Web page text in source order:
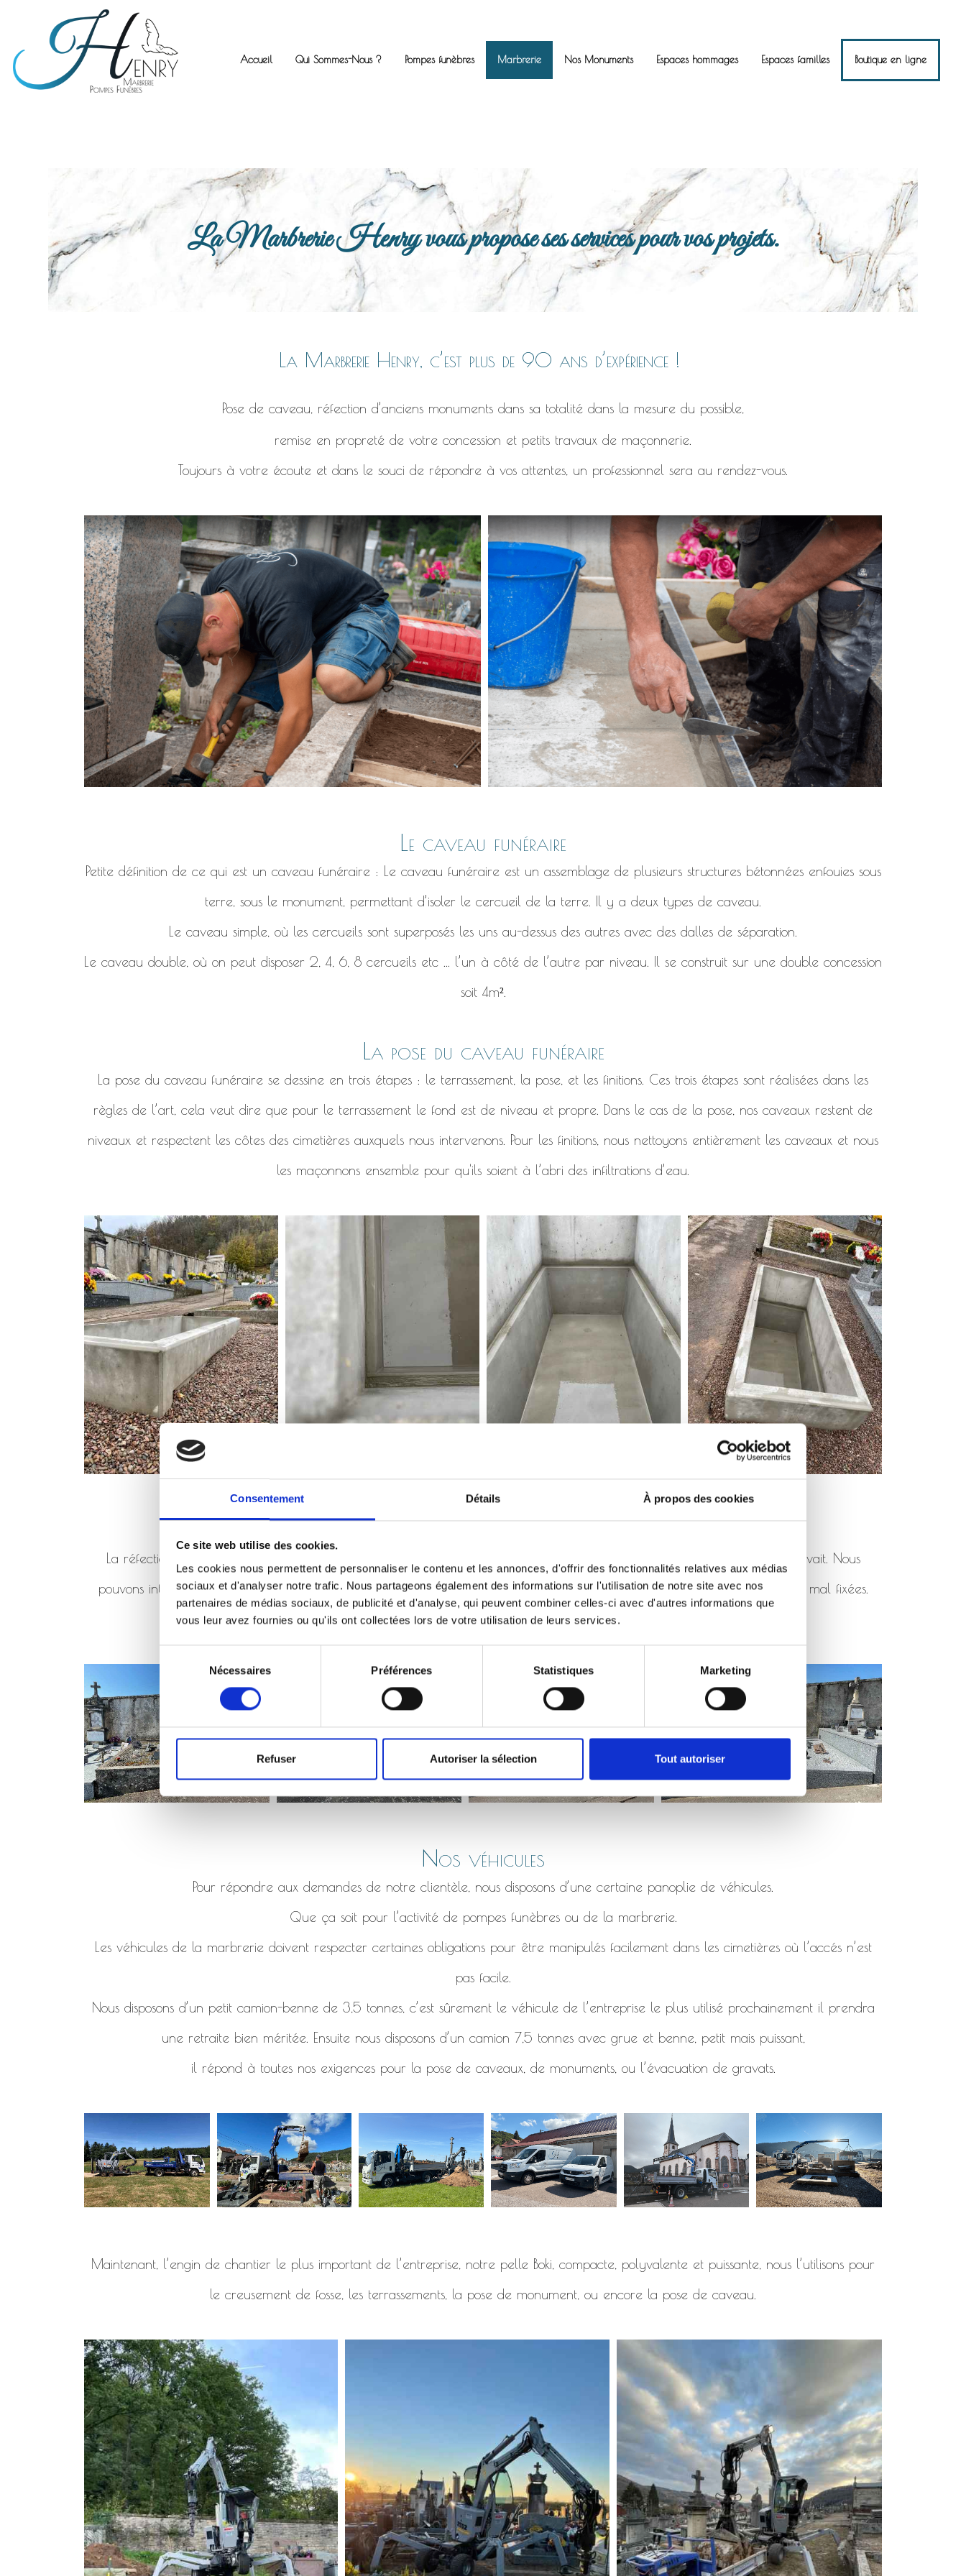
Consentement Détails À propos des cookies
Ce site web utilise des cookies.
Les cookies nous permettent de personnaliser le contenu et les annonces, d'offrir des fonctionnalités relatives aux médias
sociaux et d'analyser notre trafic. Nous partageons également des informations sur l'utilisation de notre site avec nos
partenaires de médias sociaux, de publicité et d'analyse, qui peuvent combiner celles-ci avec d'autres informations que
vous leur avez fournies ou qu'ils ont collectées lors de votre utilisation de leurs services.
consentement
Nécessaires Préférences Statistiques Marketing
Refuser Autoriser la sélection Tout autoriser
Accueil Qui Sommes-Nous ? Pompes funèbres Marbrerie Nos Monuments Espaces hommages Espaces familles Boutique en ligne
La Marbrerie Henry vous propose ses services pour vos projets.
La Marbrerie Henry, c’est plus de 90 ans d’expérience !
Pose de caveau, réfection d’anciens monuments dans sa totalité dans la mesure du possible,
remise en propreté de votre concession et petits travaux de maçonnerie.
Toujours à votre écoute et dans le souci de répondre à vos attentes, un professionnel sera au rendez-vous.
Le caveau funéraire
Petite définition de ce qui est un caveau funéraire : Le caveau funéraire est un assemblage de plusieurs structures bétonnées enfouies sous
terre, sous le monument, permettant d’isoler le cercueil de la terre. Il y a deux types de caveau.
Le caveau simple, où les cercueils sont superposés les uns au-dessus des autres avec des dalles de séparation.
Le caveau double, où on peut disposer 2, 4, 6, 8 cercueils etc ... l’un à côté de l’autre par niveau. Il se construit sur une double concession
soit 4m².
La pose du caveau funéraire
La pose du caveau funéraire se dessine en trois étapes : le terrassement, la pose, et les finitions. Ces trois étapes sont réalisées dans les
règles de l’art, cela veut dire que pour le terrassement le fond est de niveau et propre. Dans le cas de la pose, nos caveaux restent de
niveaux et respectent les côtes des cimetières auxquels nous intervenons. Pour les finitions, nous nettoyons entièrement les caveaux et nous
les maçonnons ensemble pour qu'ils soient à l’abri des infiltrations d’eau.
Réfection de monuments
La réfection de monument consiste à remettre au goût du jour un monument qui parfois n’a pas été posé comme il se devait. Nous
pouvons intervenir en réfection de monument pour un très grand nombre de demandes. Plaques de rhabillages cassées ou mal fixées.
Monument qui s’affaisse, bordure en béton fissuré etc.
Nos véhicules
Pour répondre aux demandes de notre clientèle, nous disposons d’une certaine panoplie de véhicules.
Que ça soit pour l’activité de pompes funèbres ou de la marbrerie.
Les véhicules de la marbrerie doivent respecter certaines obligations pour être manipulés facilement dans les cimetières où l’accés n’est
pas facile.
Nous disposons d’un petit camion-benne de 3,5 tonnes, c’est sûrement le véhicule de l’entreprise le plus utilisé prochainement il prendra
une retraite bien méritée. Ensuite nous disposons d’un camion 7,5 tonnes avec grue et benne, petit mais puissant,
il répond à toutes nos exigences pour la pose de caveaux, de monuments, ou l’évacuation de gravats.
Maintenant, l’engin de chantier le plus important de l’entreprise, notre pelle Boki, compacte, polyvalente et puissante, nous l’utilisons pour
le creusement de fosse, les terrassements, la pose de monument, ou encore la pose de caveau.